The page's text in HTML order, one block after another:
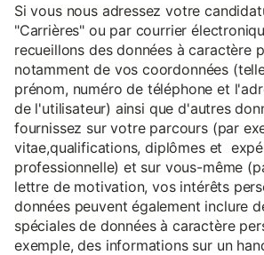
Si vous nous adressez votre
"Carrières" ou par courrier
recueillons des données à caractère
notamment de vos coordonnées
prénom, numéro de téléphone et
de l'utilisateur) ainsi que d'autres
fournissez sur votre parcours (par
vitae,qualifications, diplômes et
professionnelle) et sur vous-même
lettre de motivation, vos intérêts
données peuvent également inclure
spéciales de données à caractère
exemple, des informations sur un